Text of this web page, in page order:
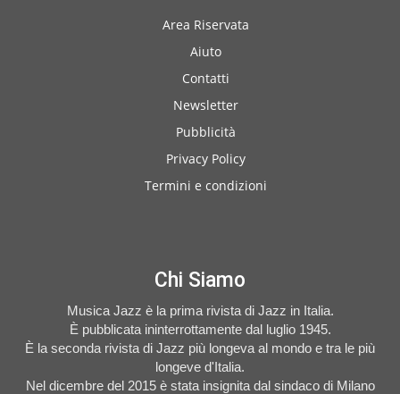
Area Riservata
Aiuto
Contatti
Newsletter
Pubblicità
Privacy Policy
Termini e condizioni
Chi Siamo
Musica Jazz è la prima rivista di Jazz in Italia.
È pubblicata ininterrottamente dal luglio 1945.
È la seconda rivista di Jazz più longeva al mondo e tra le più
longeve d'Italia.
Nel dicembre del 2015 è stata insignita dal sindaco di Milano